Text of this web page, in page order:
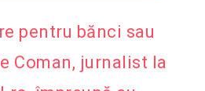
pentru bănci sau
Coman, jurnalist la